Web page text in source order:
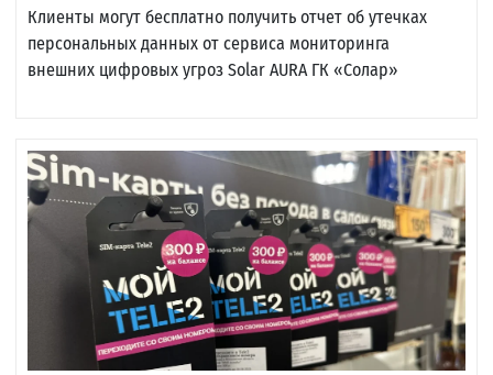
Клиенты могут бесплатно получить отчет об утечках
персональных данных от сервиса мониторинга
внешних цифровых угроз Solar AURA ГК «Солар»